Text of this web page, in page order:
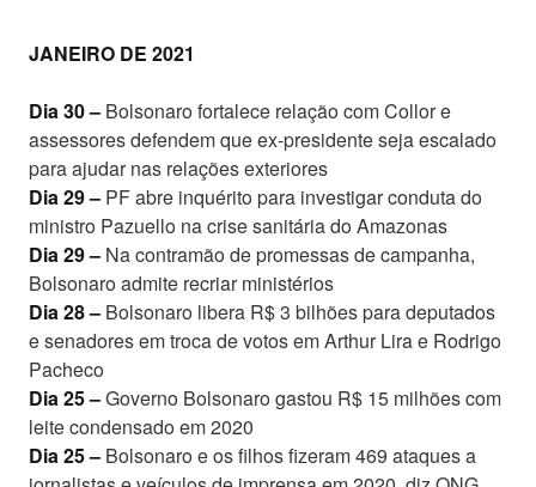
JANEIRO DE 2021
Dia 30 – Bolsonaro fortalece relação com Collor e
assessores defendem que ex-presidente seja escalado
para ajudar nas relações exteriores
Dia 29 – PF abre inquérito para investigar conduta do
ministro Pazuello na crise sanitária do Amazonas
Dia 29 – Na contramão de promessas de campanha,
Bolsonaro admite recriar ministérios
Dia 28 – Bolsonaro libera R$ 3 bilhões para deputados
e senadores em troca de votos em Arthur Lira e Rodrigo
Pacheco
Dia 25 –Governo Bolsonaro gastou R$ 15 milhões com
leite condensado em 2020
Dia 25 – Bolsonaro e os filhos fizeram 469 ataques a